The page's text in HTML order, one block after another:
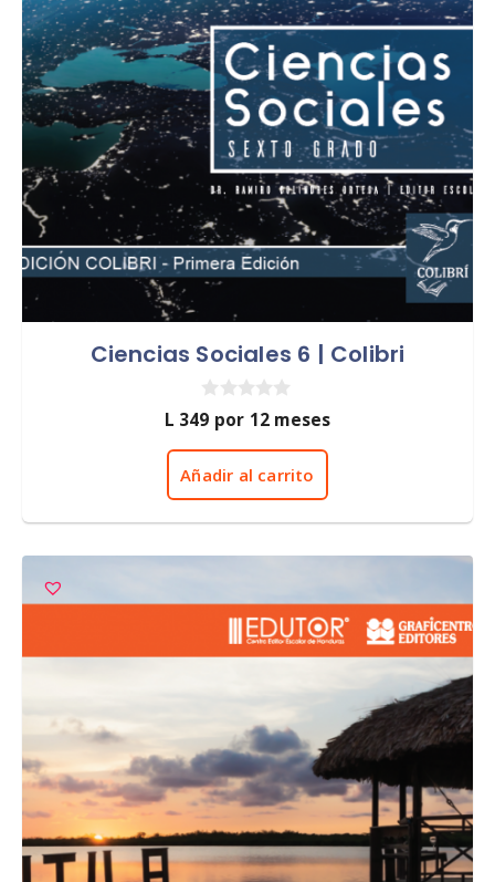
Ciencias Sociales 6 | Colibri
0
d
e
L 349 por 12 meses
Añadir al carrito